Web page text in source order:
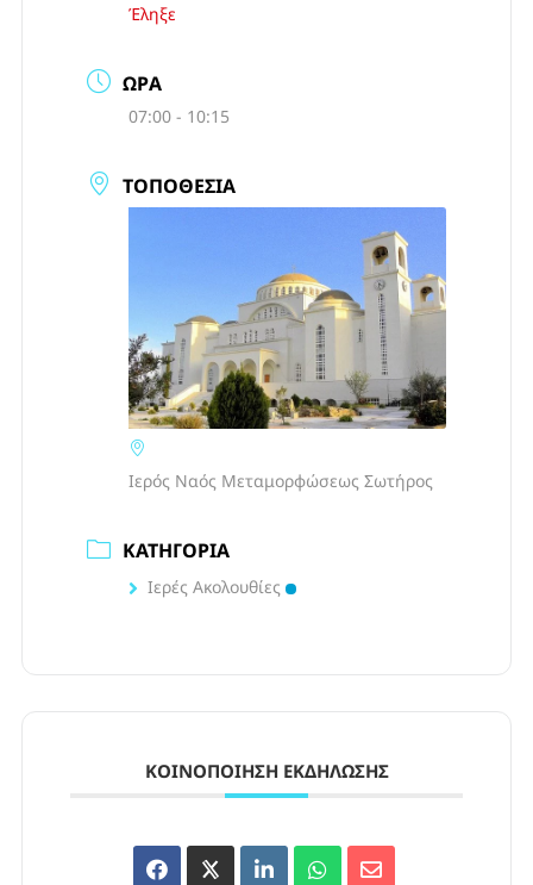
Έληξε
ΏΡΑ
07:00 - 10:15
ΤΟΠΟΘΕΣΊΑ
Ιερός Ναός Μεταμορφώσεως Σωτήρος
ΚΑΤΗΓΟΡΊΑ
Ιερές Ακολουθίες
ΚΟΙΝΟΠΟΊΗΣΗ ΕΚΔΉΛΩΣΗΣ